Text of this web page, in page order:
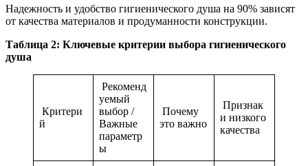
Надежность и удобство гигиенического душа на 90% зависят
от качества материалов и продуманности конструкции.
Таблица 2: Ключевые критерии выбора гигиенического
душа
Критери
й
Рекоменд
уемый
выбор /
Важные
параметр
ы
Почему
это важно
Признак
и низкого
качества